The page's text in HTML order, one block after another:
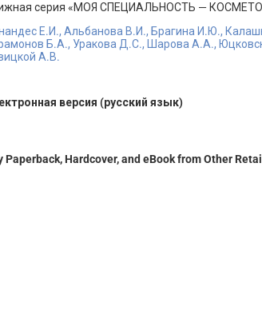
серия «МОЯ СПЕЦИАЛЬНОСТЬ —
Е.И., Альбанова В.И., Брагина И.Ю.,
Б.А., Уракова Д.С., Шарова А.А.,
А.В.
версия (русский язык)
Paperback, Hardcover, and eBook from Other